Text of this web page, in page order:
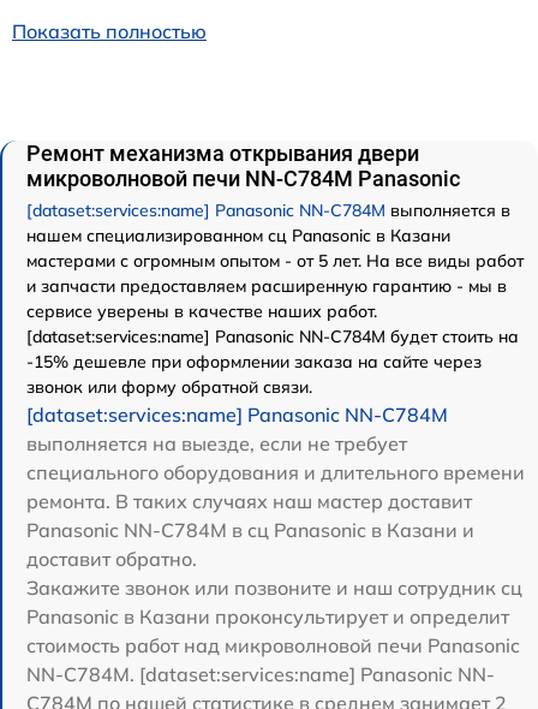
Показать полностью
Ремонт механизма открывания двери
микроволновой печи NN-C784M Panasonic
[dataset:services:name] Panasonic NN-C784M выполняется в
нашем специализированном сц Panasonic в Казани
мастерами с огромным опытом - от 5 лет. На все виды работ
и запчасти предоставляем расширенную гарантию - мы в
сервисе уверены в качестве наших работ.
[dataset:services:name] Panasonic NN-C784M будет стоить на
-15% дешевле при оформлении заказа на сайте через
звонок или форму обратной связи.
[dataset:services:name] Panasonic NN-C784M
выполняется на выезде, если не требует
специального оборудования и длительного времени
ремонта. В таких случаях наш мастер доставит
Panasonic NN-C784M в сц Panasonic в Казани и
доставит обратно.
Закажите звонок или позвоните и наш сотрудник сц
Panasonic в Казани проконсультирует и определит
стоимость работ над микроволновой печи Panasonic
NN-C784M. [dataset:services:name] Panasonic NN-
C784M по нашей статистике в среднем занимает 2